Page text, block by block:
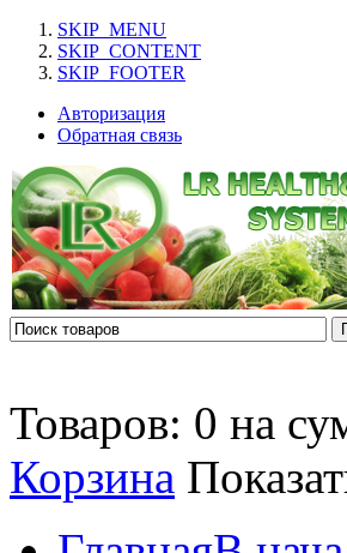
SKIP_MENU
SKIP_CONTENT
SKIP_FOOTER
Авторизация
Обратная связь
Товаров: 0 на
Корзина